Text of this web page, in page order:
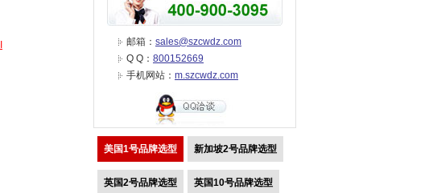
邮箱： sales@szcwdz.com
Q Q： 800152669
手机网站： m.szcwdz.com
美国1号品牌选型 新加坡2号品牌选型
英国2号品牌选型 英国10号品牌选型